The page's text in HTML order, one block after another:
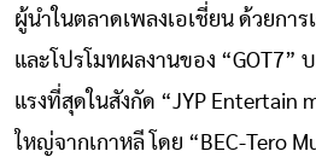
ผู้นำในตลาดเพลงเอเชี่ยน ด้วยกา
และโปรโมทผลงานของ “GOT7”
แรงที่สุดในสังกัด “JYP Entertain
ใหญ่จากเกาหลี โดย “BEC-Tero